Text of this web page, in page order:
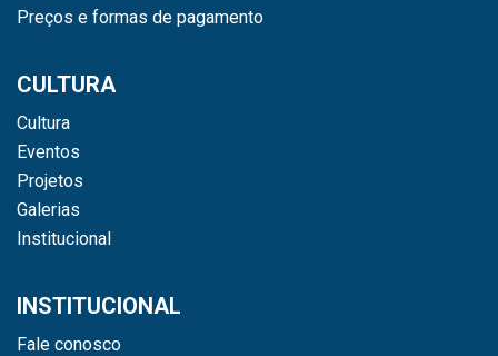
Preços e formas de pagamento
CULTURA
Cultura
Eventos
Projetos
Galerias
Institucional
INSTITUCIONAL
Fale conosco